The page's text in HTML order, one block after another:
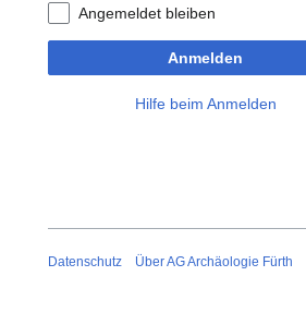
Angemeldet bleiben
Anmelden
Hilfe beim Anmelden
Datenschutz Über AG Archäologie Fürth